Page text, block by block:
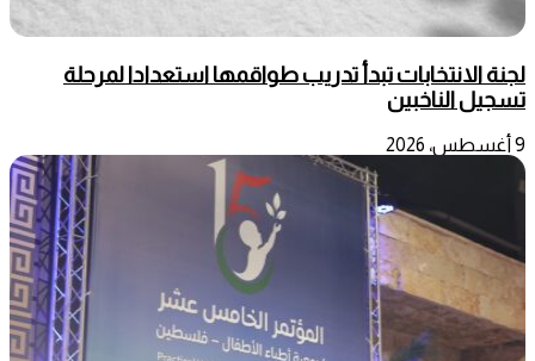
لجنة الانتخابات تبدأ تدريب طواقمها استعدادا لمرحلة
تسجيل الناخبين
9 أغسطس، 2026